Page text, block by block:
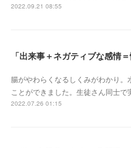
2022.09.21 08:55
腸がやわらくなるしくみがわかり
ことができました。生徒さん同士
2022.07.26 01:15